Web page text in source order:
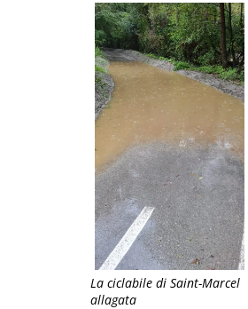
La ciclabile di Saint-Marcel
allagata